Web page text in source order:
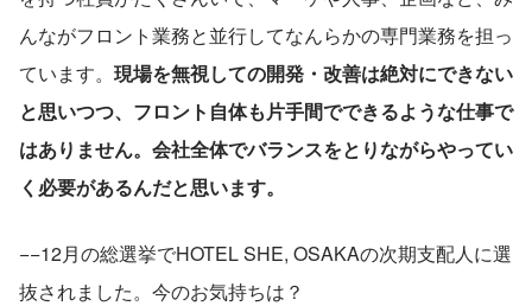
んながフロント業務と並行してなんらかの専門業務を担っ
ています。 現場を無視しての開発・改善は絶対にできない
と思いつつ、フロント自体も片手間でできるような仕事で
はありません。会社全体でバランスをとりながらやってい
く必要があるんだと思います。
−−12月の総選挙でHOTEL SHE, OSAKAの次期支配人に選
抜されました。今のお気持ちは？